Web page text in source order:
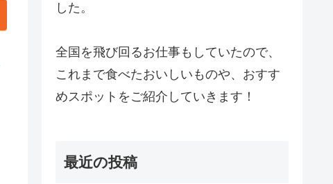
した。
全国を飛び回るお仕事もしていたので、
これまで食べたおいしいものや、おすす
めスポットをご紹介していきます！
最近の投稿